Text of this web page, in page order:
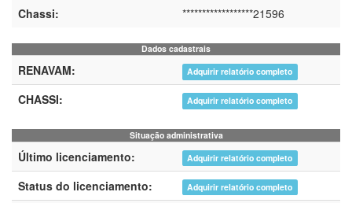
Chassi:
******************21596
Dados cadastrais
RENAVAM: Adquirir relatório completo
CHASSI: Adquirir relatório completo
Situação administrativa
Último licenciamento: Adquirir relatório completo
Status do licenciamento: Adquirir relatório completo